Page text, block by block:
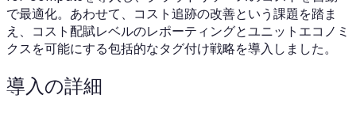
で最適化。あわせて、コスト追跡の改善という課題を踏ま
え、コスト配賦レベルのレポーティングとユニットエコノミ
クスを可能にする包括的なタグ付け戦略を導入しました。
導入の詳細